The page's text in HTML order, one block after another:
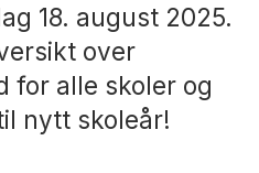
18. august 2025.
over
for alle skoler og
nytt skoleår!